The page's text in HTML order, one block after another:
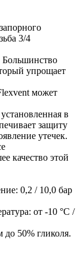
3/4
Большинство
упрощает
может
в
защиту
утечек.
качество этой
0,2 / 10,0 бар
от -10 °C /
до 50% гликоля.